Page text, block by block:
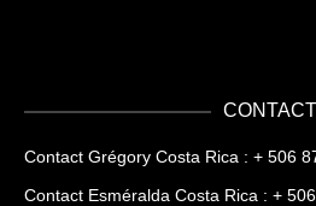
CONTACT
Contact Grégory Costa Rica : + 506
Contact Esméralda Costa Rica : +